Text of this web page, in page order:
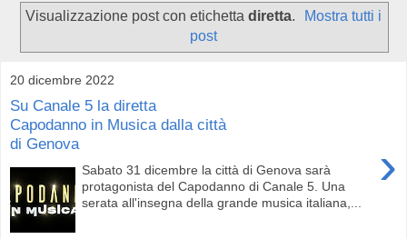
Visualizzazione post con etichetta diretta.
Mostra tutti i
post
20 dicembre 2022
Su Canale 5 la diretta
Capodanno in Musica dalla città
di Genova
›
Sabato 31 dicembre la città di Genova sarà
protagonista del Capodanno di Canale 5. Una
serata all'insegna della grande musica italiana,...